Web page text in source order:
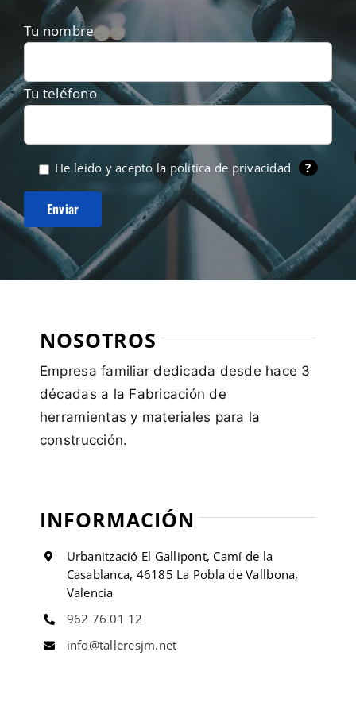
Tu nombre
Tu teléfono
He leido y acepto la política de privacidad ?
NOSOTROS
Empresa familiar dedicada desde hace 3
décadas a la Fabricación de
herramientas y materiales para la
construcción.
INFORMACIÓN
Urbanització El Gallipont, Camí de la
Casablanca, 46185 La Pobla de Vallbona,
Valencia
962 76 01 12
info@talleresjm.net